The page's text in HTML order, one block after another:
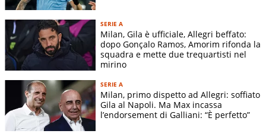
SERIE A
Milan, Gila è ufficiale, Allegri beffato:
dopo Gonçalo Ramos, Amorim rifonda la
squadra e mette due trequartisti nel
mirino
SERIE A
Milan, primo dispetto ad Allegri: soffiato
Gila al Napoli. Ma Max incassa
l’endorsement di Galliani: “È perfetto”